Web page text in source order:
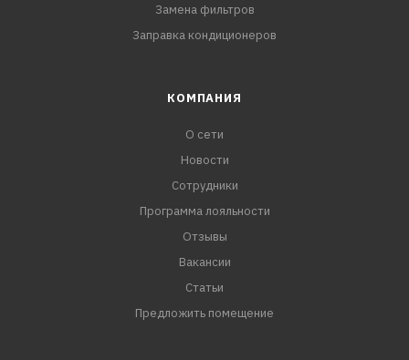
Замена фильтров
Заправка кондиционеров
КОМПАНИЯ
О сети
Новости
Сотрудники
Программа лояльности
Отзывы
Вакансии
Статьи
Предложить помещение